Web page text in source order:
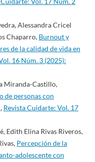
Alessandra Cricel
Chaparro, Burnout y
de la calidad de vida en
16 Núm. 3 (2025):
Miranda-Castillo,
de personas con
, Revista Cuidarte: Vol. 17
Edith Elina Rivas Riveros,
Percepción de la
adolescente con